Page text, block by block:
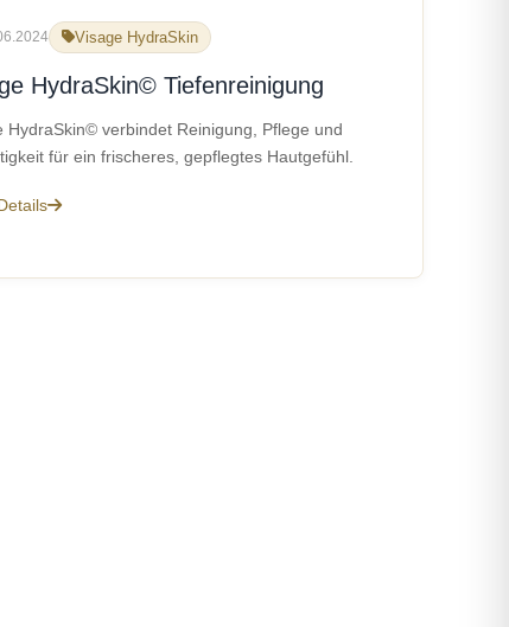
Visage HydraSkin
HydraSkin© Tiefenreinigung
HydraSkin© verbindet Reinigung, Pflege und
für ein frischeres, gepflegtes Hautgefühl.